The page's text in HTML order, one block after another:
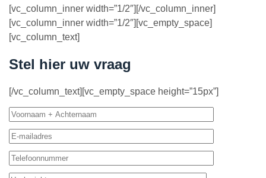
[vc_column_inner width=”1/2″][/vc_column_inner]
[vc_column_inner width=”1/2″][vc_empty_space]
[vc_column_text]
Stel hier uw vraag
[/vc_column_text][vc_empty_space height=”15px”]
Gelieve
dit
veld
leeg
te